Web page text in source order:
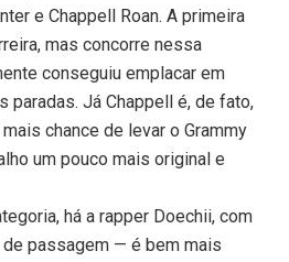
e Chappell Roan. A primeira
mas concorre nessa
conseguiu emplacar em
paradas. Já Chappell é, de fato,
chance de levar o Grammy
um pouco mais original e
há a rapper Doechii, com
passagem — é bem mais